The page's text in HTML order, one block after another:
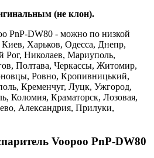
(не клон).
PnP-DW80 - можно по низкой
Киев, Харьков, Одесса, Днепр,
Рог, Николаев, Мариуполь,
Полтава, Черкассы, Житомир,
Ровно, Кропивницький,
Кременчуг, Луцк, Ужгород,
Коломия, Краматорск, Лозовая,
Александрия, Прилуки,
Voopoo PnP-DW80